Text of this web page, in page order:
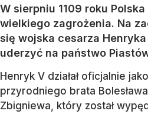
W sierpniu 1109 roku
wielkiego zagrożenia. Na
się wojska cesarza
uderzyć na państwo
Henryk V działał oficjalnie
przyrodniego brata
Zbigniewa, który został